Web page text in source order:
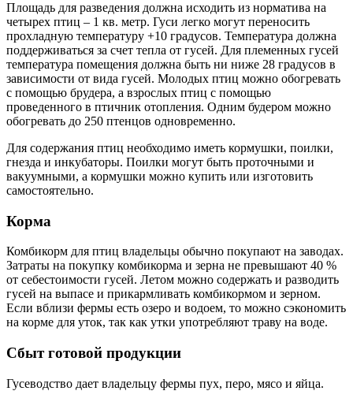
Площадь для разведения должна исходить из норматива на
четырех птиц – 1 кв. метр. Гуси легко могут переносить
прохладную температуру +10 градусов. Температура должна
поддерживаться за счет тепла от гусей. Для племенных гусей
температура помещения должна быть ни ниже 28 градусов в
зависимости от вида гусей. Молодых птиц можно обогревать
с помощью брудера, а взрослых птиц с помощью
проведенного в птичник отопления. Одним будером можно
обогревать до 250 птенцов одновременно.
Для содержания птиц необходимо иметь кормушки, поилки,
гнезда и инкубаторы. Поилки могут быть проточными и
вакуумными, а кормушки можно купить или изготовить
самостоятельно.
Корма
Комбикорм для птиц владельцы обычно покупают на заводах.
Затраты на покупку комбикорма и зерна не превышают 40 %
от себестоимости гусей. Летом можно содержать и разводить
гусей на выпасе и прикармливать комбикормом и зерном.
Если вблизи фермы есть озеро и водоем, то можно сэкономить
на корме для уток, так как утки употребляют траву на воде.
Сбыт готовой продукции
Гусеводство дает владельцу фермы пух, перо, мясо и яйца.